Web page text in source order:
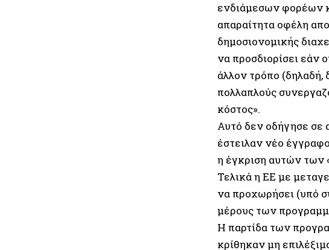
ενδιάμεσων φορέων
απαραίτητα οφέλη
δημοσιονομικής
να προσδιορίσει εάν
άλλον τρόπο (δηλαδή,
πολλαπλούς
κόστος».
Αυτό δεν οδήγησε σε
έστειλαν νέο
η έγκριση αυτών των
Τελικά η ΕΕ με
να προχωρήσει (υπό
μέρους των
Η παρτίδα των
κρίθηκαν μη